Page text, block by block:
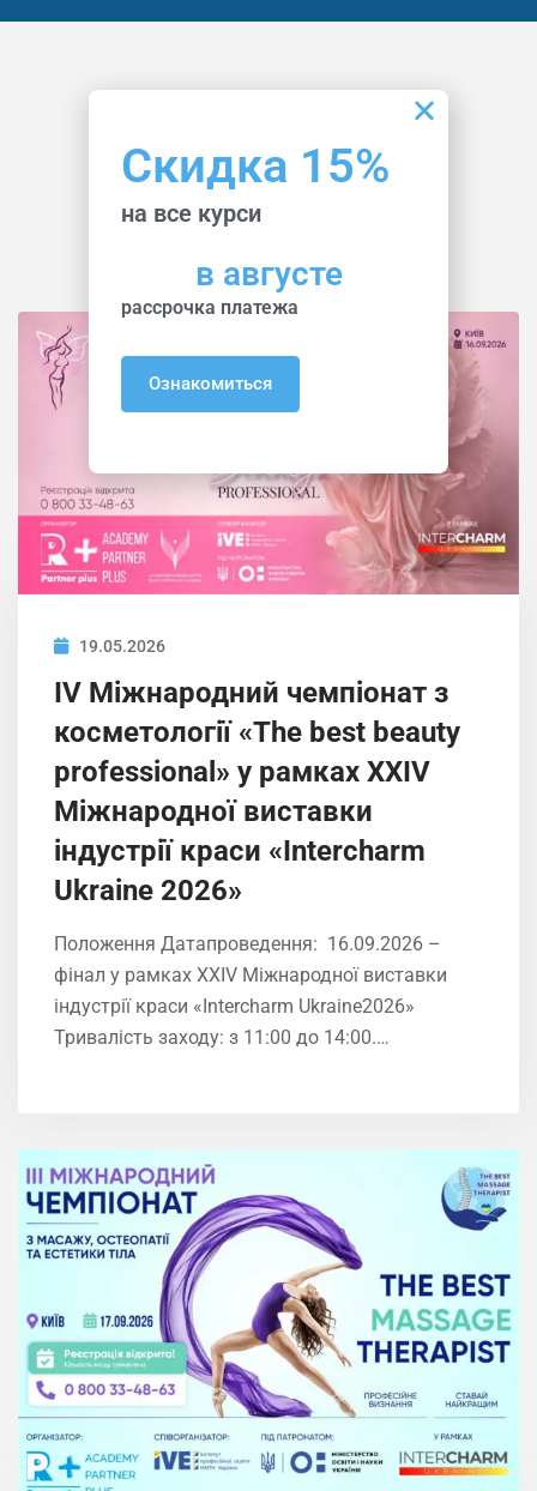
Последние Новости
Академии
19.05.2026
IV Міжнародний чемпіонат з
косметології «The best beauty
professional» у рамках XXIV
Міжнародної виставки
індустрії краси «Intercharm
Ukrainе 2026»
Положення Датапроведення: 16.09.2026 –
фінал у рамках XXIV Міжнародної виставки
індустрії краси «Intercharm Ukrainе2026»
Тривалість заходу: з 11:00 до 14:00.…
Скидка 15%
на все курси
в августе
рассрочка платежа
Ознакомиться